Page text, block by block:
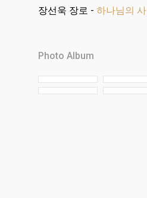
장선욱 장로 - 하나님의 사
Photo Album